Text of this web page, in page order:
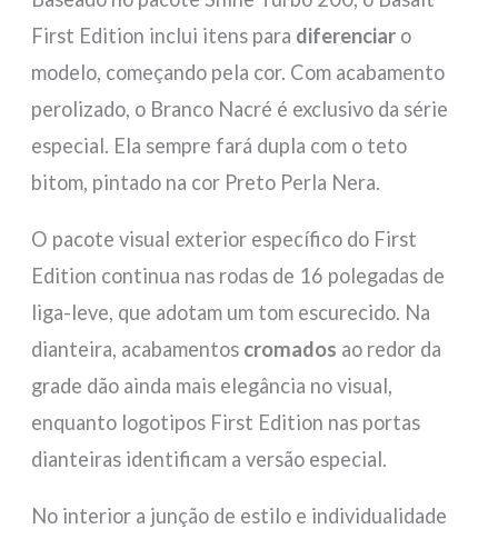
First Edition inclui itens para diferenciar o
modelo, começando pela cor. Com acabamento
perolizado, o Branco Nacré é exclusivo da série
especial. Ela sempre fará dupla com o teto
bitom, pintado na cor Preto Perla Nera.
O pacote visual exterior específico do First
Edition continua nas rodas de 16 polegadas de
liga-leve, que adotam um tom escurecido. Na
dianteira, acabamentos cromados ao redor da
grade dão ainda mais elegância no visual,
enquanto logotipos First Edition nas portas
dianteiras identificam a versão especial.
No interior a junção de estilo e individualidade